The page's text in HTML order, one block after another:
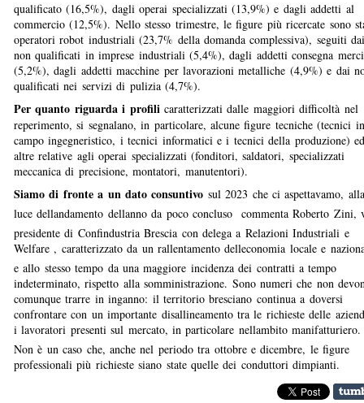
qualificato (16,5%), dagli operai specializzati (13,9%) e dagli addetti al
commercio (12,5%). Nello stesso trimestre, le figure più ricercate sono
operatori robot industriali (23,7% della domanda complessiva), seguiti
non qualificati in imprese industriali (5,4%), dagli addetti consegna merci
(5,2%), dagli addetti macchine per lavorazioni metalliche (4,9%) e dai
qualificati nei servizi di pulizia (4,7%).
Per quanto riguarda i profili caratterizzati dalle maggiori difficoltà nel
reperimento, si segnalano, in particolare, alcune figure tecniche (tecnici in
campo ingegneristico, i tecnici informatici e i tecnici della produzione) ed
altre relative agli operai specializzati (fonditori, saldatori, specializzati
meccanica di precisione, montatori, manutentori).
Siamo di fronte a un dato consuntivo sul 2023 che ci aspettavamo, alla
luce dellandamento dellanno da poco concluso  commenta Roberto Zini,
presidente di Confindustria Brescia con delega a Relazioni Industriali e
Welfare , caratterizzato da un rallentamento delleconomia locale e
e allo stesso tempo da una maggiore incidenza dei contratti a tempo
indeterminato, rispetto alla somministrazione. Sono numeri che non
comunque trarre in inganno: il territorio bresciano continua a doversi
confrontare con un importante disallineamento tra le richieste delle
i lavoratori presenti sul mercato, in particolare nellambito manifatturiero.
Non è un caso che, anche nel periodo tra ottobre e dicembre, le figure
professionali più richieste siano state quelle dei conduttori dimpianti.